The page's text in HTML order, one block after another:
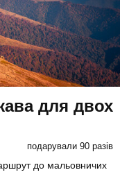
для двох
подарували 90 разів
до мальовничих